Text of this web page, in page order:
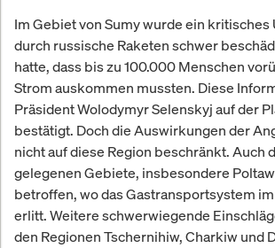
Im Gebiet von Sumy wurde ein
durch russische Raketen schwer
hatte, dass bis zu 100.000 Menschen
Strom auskommen mussten. Diese
Präsident Wolodymyr Selenskyj auf der
bestätigt. Doch die Auswirkungen der
nicht auf diese Region beschränkt. Auch
gelegenen Gebiete, insbesondere
betroffen, wo das Gastransportsystem
erlitt. Weitere schwerwiegende
den Regionen Tschernihiw, Charkiw und